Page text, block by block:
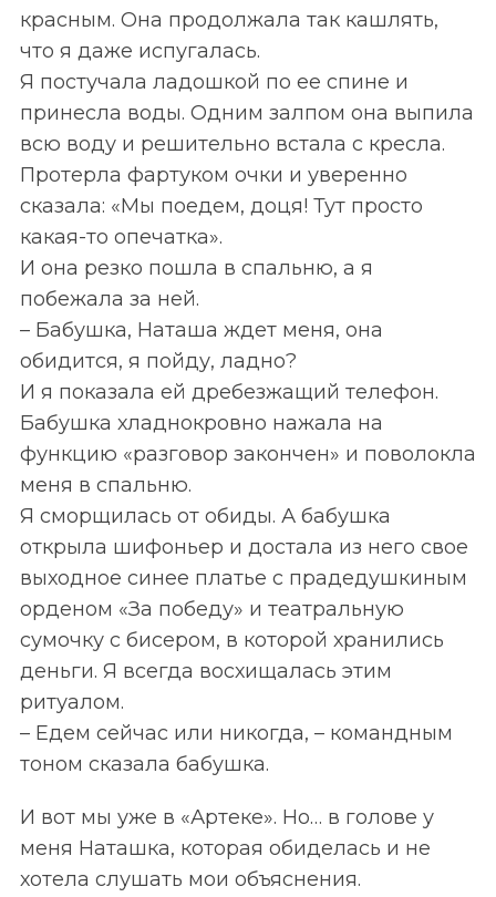
красным. Она продолжала так кашлять,
что я даже испугалась.
Я постучала ладошкой по ее спине и
принесла воды. Одним залпом она выпила
всю воду и решительно встала с кресла.
Протерла фартуком очки и уверенно
сказала: «Мы поедем, доця! Тут просто
какая-то опечатка».
И она резко пошла в спальню, а я
побежала за ней.
– Бабушка, Наташа ждет меня, она
обидится, я пойду, ладно?
И я показала ей дребезжащий телефон.
Бабушка хладнокровно нажала на
функцию «разговор закончен» и поволокла
меня в спальню.
Я сморщилась от обиды. А бабушка
открыла шифоньер и достала из него свое
выходное синее платье с прадедушкиным
орденом «За победу» и театральную
сумочку с бисером, в которой хранились
деньги. Я всегда восхищалась этим
ритуалом.
– Едем сейчас или никогда, – командным
тоном сказала бабушка.
И вот мы уже в «Артеке». Но… в голове у
меня Наташка, которая обиделась и не
хотела слушать мои объяснения.